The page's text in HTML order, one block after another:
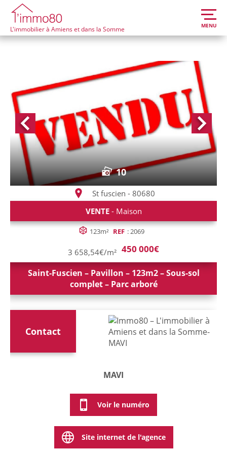
L'immobilier à Amiens et dans la Somme MENU
10
St fuscien - 80680
VENTE- Maison
123m² REF : 2069
3 658,54€/m² 450 000€
Saint-Fuscien – Pavillon – 123m2 – Sous-sol
complet – Parc arboré
Contact
MAVI
Voir le numéro
Site internet de l'agence